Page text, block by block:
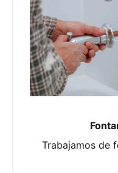
Trabajamos de